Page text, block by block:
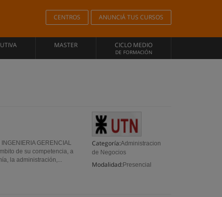
CENTROS ANUNCIÁ TUS CURSOS
MASTER CICLO MEDIO
DE FORMACIÓN
Categoría:Administracion
de Negocios
Modalidad: Presencial
GERENCIAL
de su competencia, a
la administración,...